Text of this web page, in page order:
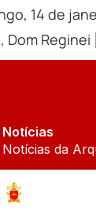
14 de
Dom Reginei
Notícias
Notícias da
Notícias Cáritas